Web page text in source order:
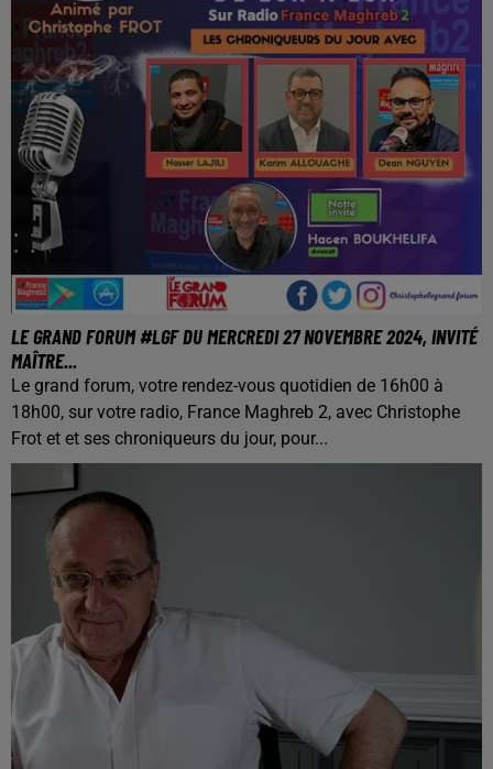
LE GRAND FORUM #LGF DU MERCREDI 27 NOVEMBRE 2024, INVITÉ
MAÎTRE...
Le grand forum, votre rendez-vous quotidien de 16h00 à
18h00, sur votre radio, France Maghreb 2, avec Christophe
Frot et et ses chroniqueurs du jour, pour...